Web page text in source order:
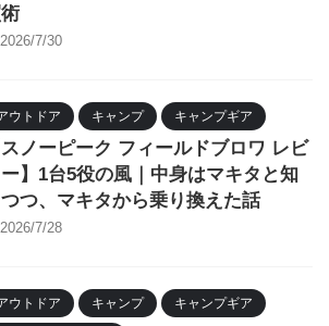
2026/7/30
ウトドア キャンプ キャンプギア
スノーピーク フィールドブロワ レビ
】1台5役の風｜中身はマキタと知
つつ、マキタから乗り換えた話
2026/7/28
ウトドア キャンプ キャンプギア